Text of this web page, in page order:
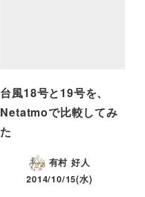
台風18号と19号を、
Netatmoで比較してみ
た
有村 好人
2014/10/15(水)